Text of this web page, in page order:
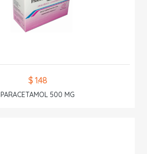
$ 1.48
PARACETAMOL 500 MG